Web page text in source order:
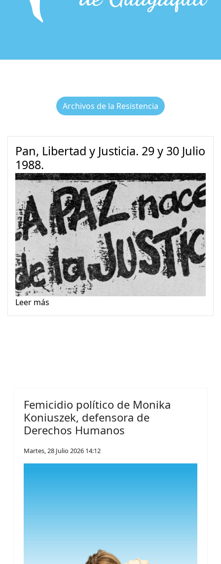
Archivos de la Resistencia
Pan, Libertad y Justicia. 29 y 30 Julio
1988.
Leer más
Femicidio político de Monika
Koniuszek, defensora de
Derechos Humanos
Martes, 28 Julio 2026 14:12